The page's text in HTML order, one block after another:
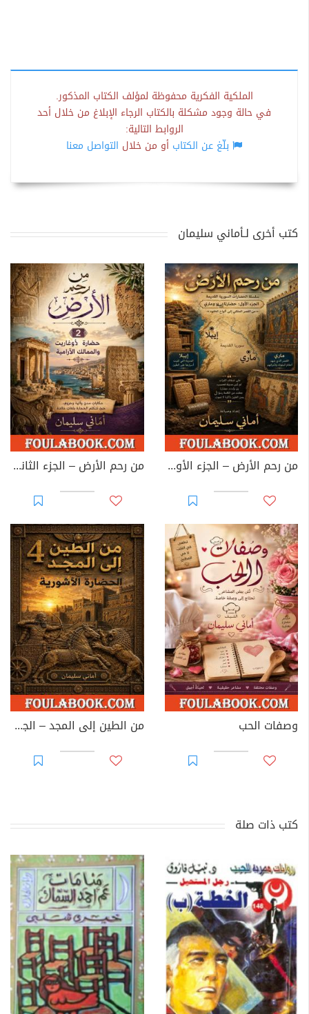
الملكية الفكرية محفوظة لمؤلف الكتاب المذكور.
في حالة وجود مشكلة بالكتاب الرجاء الإبلاغ من خلال أحد
الروابط التالية:
بلّغ عن الكتاب أو من خلال التواصل معنا
كتب أخرى لـأماني سليمان
من رحم الأرض – الجزء الأول: إيبلا وماري من رحم الأرض – الجزء الثاني: حضارة أوغاريت والممالك الآرامية
وصفات الحب من الطين إلى المجد – الجزء الرابع: الحضارة الآشورية
كتب ذات صلة